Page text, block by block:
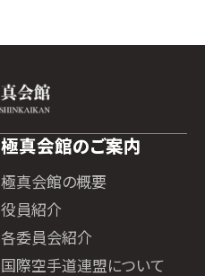
極真会館のご案内
極真会館の概要
役員紹介
各委員会紹介
国際空手道連盟について